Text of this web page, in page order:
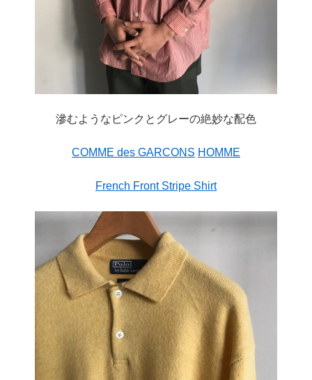
滲むようなピンクとグレーの絶妙な配色
COMME des GARCONS HOMME
French Front Stripe Shirt